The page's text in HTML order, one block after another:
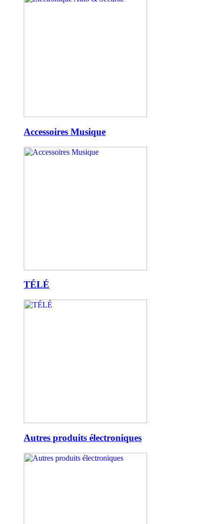
Accessoires Musique
TÉLÉ
Autres produits électroniques